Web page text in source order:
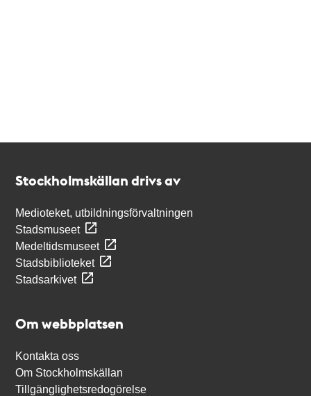
Stockholmskällan drivs av
Medioteket, utbildningsförvaltningen
Stadsmuseet
Medeltidsmuseet
Stadsbiblioteket
Stadsarkivet
Om webbplatsen
Kontakta oss
Om Stockholmskällan
Tillgänglighetsredogörelse